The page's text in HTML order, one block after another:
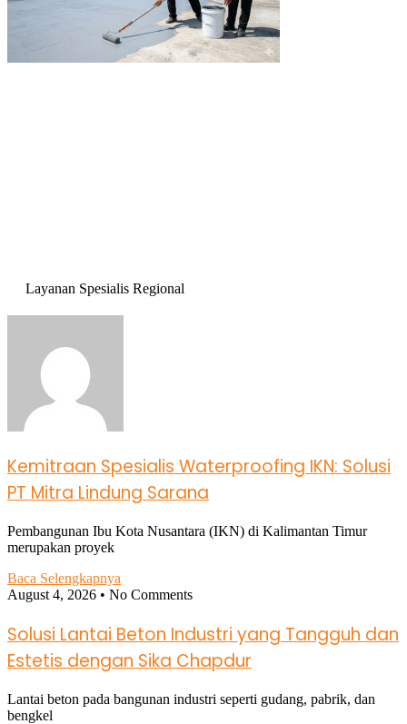
Layanan Spesialis Regional
Kemitraan Spesialis Waterproofing IKN: Solusi
PT Mitra Lindung Sarana
Pembangunan Ibu Kota Nusantara (IKN) di Kalimantan Timur
merupakan proyek
Baca Selengkapnya
August 4, 2026
No Comments
Solusi Lantai Beton Industri yang Tangguh dan
Estetis dengan Sika Chapdur
Lantai beton pada bangunan industri seperti gudang, pabrik, dan
bengkel